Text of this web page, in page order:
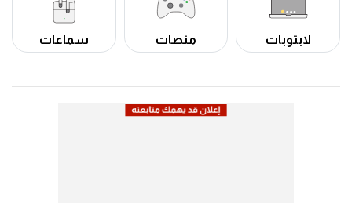
لابتوبات منصات سماعات